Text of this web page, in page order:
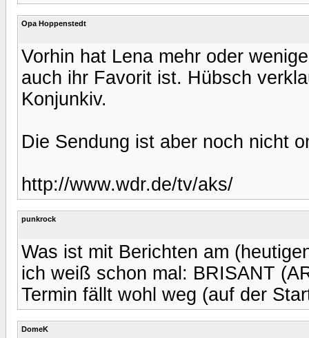
Opa Hoppenstedt
Vorhin hat Lena mehr oder
auch ihr Favorit ist. Hübsch
Konjunkiv.
Die Sendung ist aber noch nicht
http://www.wdr.de/tv/aks/
punkrock
Was ist mit Berichten am
ich weiß schon mal: BRISANT
Termin fällt wohl weg (auf der
DomeK